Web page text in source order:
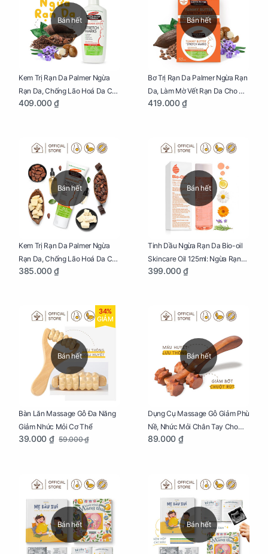
Bán hết
Kem Trị Rạn Da Palmer Ngừa
Rạn Da, Chống Lão Hoá Da Cho
Mẹ Bầu Chai 250ml
409.000 ₫
Bán hết
Bơ Trị Rạn Da Palmer Ngừa Rạn
Da, Làm Mờ Vết Rạn Da Cho Mẹ
Bầu Hũ 125g
419.000 ₫
Bán hết
Kem Trị Rạn Da Palmer Ngừa
Rạn Da, Chống Lão Hoá Da Cho
Mẹ Bầu Tuýp 125g
385.000 ₫
Bán hết
Tinh Dầu Ngừa Rạn Da Bio-oil
Skincare Oil 125ml: Ngừa Rạn
Da, Chăm Sóc Da Toàn Diện
399.000 ₫
Bán hết
34%
GIẢM
Bàn Lăn Massage Gỗ Đa Năng
Giảm Nhức Mỏi Cơ Thể
39.000 ₫ 59.000 ₫
Bán hết
Dụng Cụ Massage Gỗ Giảm Phù
Nề, Nhức Mỏi Chân Tay Cho
Mẹ Bầu
89.000 ₫
Bán hết Bán hết